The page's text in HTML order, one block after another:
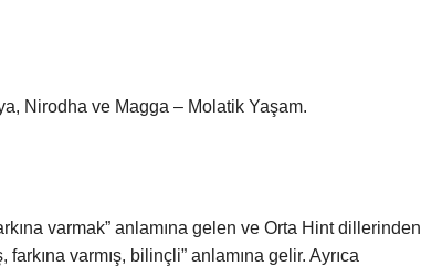
Nirodha ve Magga – Molatik Yaşam.
varmak” anlamına gelen ve Orta Hint dillerinden
varmış, bilinçli” anlamına gelir. Ayrıca